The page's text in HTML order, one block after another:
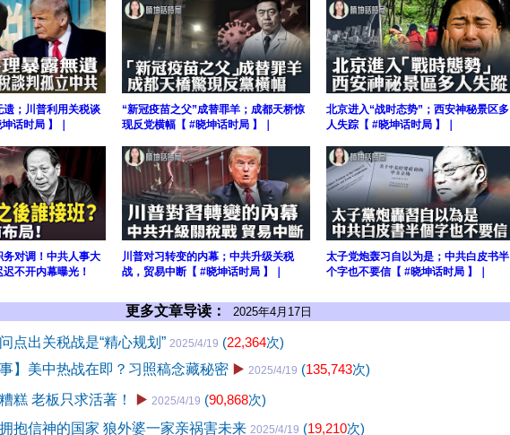
；川普利用关税谈
话时局 】｜
“新冠疫苗之父”成替罪羊；成都天桥惊
现反党横幅【 #晓坤话时局 】｜
北京进入“战时态势”；西安神秘景区多
人失踪【 #晓坤话时局 】｜
对调！中共人事大
不开内幕曝光！
川普对习转变的内幕；中共升级关税
战，贸易中断【 #晓坤话时局 】｜
太子党炮轰习自以为是；中共白皮书半
个字也不要信【 #晓坤话时局 】｜
更多文章导读： 2025年4月17日
点出关税战是“精心规划” 2025/4/19 (22,364次)
事】美中热战在即？习照稿念藏秘密 ▶️ 2025/4/19 (135,743次)
糕 老板只求活著！
▶️ 2025/4/19 (90,868次)
抱信神的国家 狼外婆一家亲祸害未来 2025/4/19 (19,210次)